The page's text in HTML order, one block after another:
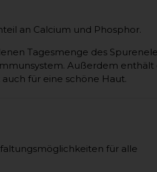
an Calcium und Phosphor.
Tagesmenge des
Außerdem enthält
auch für eine schöne Haut.
für alle